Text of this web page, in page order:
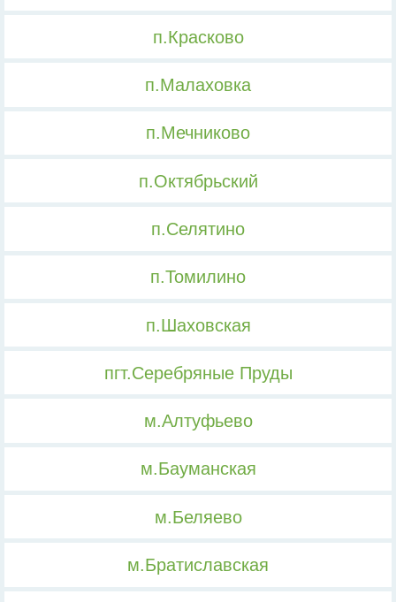
п.Красково
п.Малаховка
п.Мечниково
п.Октябрьский
п.Селятино
п.Томилино
п.Шаховская
пгт.Серебряные Пруды
м.Алтуфьево
м.Бауманская
м.Беляево
м.Братиславская